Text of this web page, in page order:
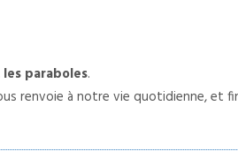
les paraboles.
renvoie à notre vie quotidienne, et